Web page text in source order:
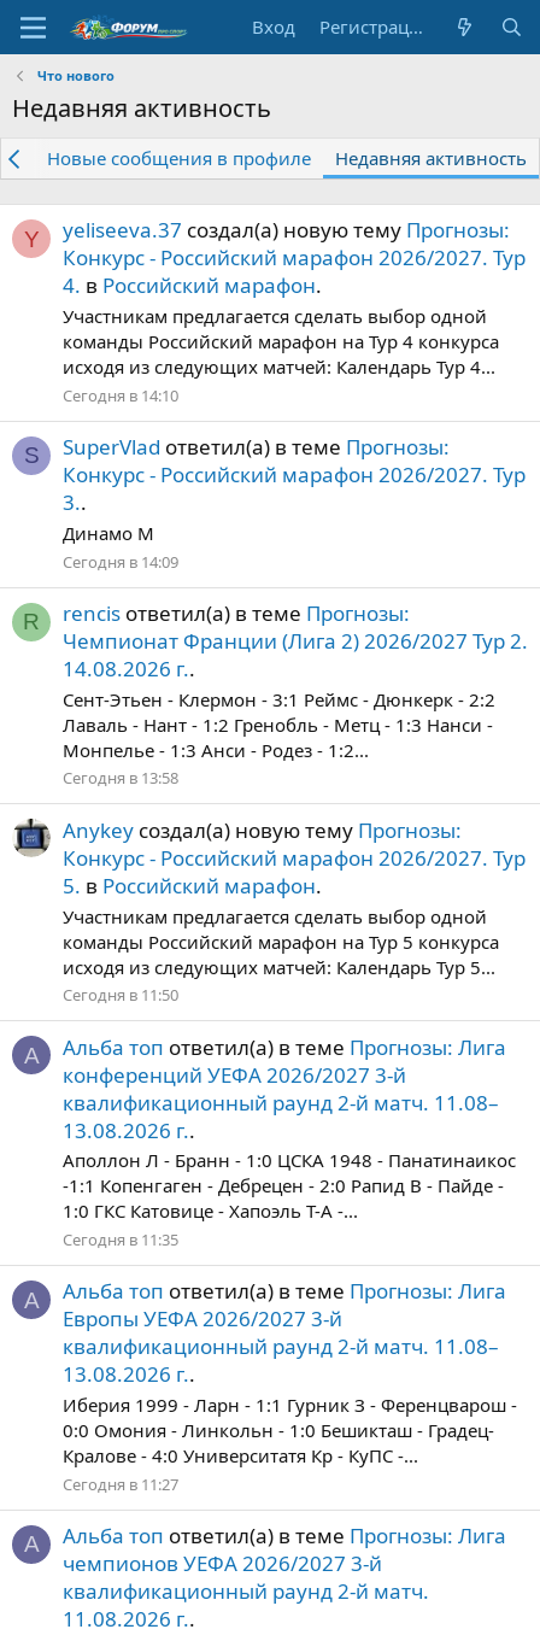
Вход Регистрация
Что нового
Недавняя активность
Новые сообщения в профиле Недавняя активность
Y yeliseeva.37 создал(а) новую тему Прогнозы:
Конкурс - Российский марафон 2026/2027. Тур
4. в Российский марафон.
Участникам предлагается сделать выбор одной
команды Российский марафон на Тур 4 конкурса
исходя из следующих матчей: Календарь Тур 4...
Сегодня в 14:10
S SuperVlad ответил(а) в теме Прогнозы:
Конкурс - Российский марафон 2026/2027. Тур
3..
Динамо М
Сегодня в 14:09
R rencis ответил(а) в теме Прогнозы:
Чемпионат Франции (Лига 2) 2026/2027 Тур 2.
14.08.2026 г..
Сент-Этьен - Клермон - 3:1 Реймс - Дюнкерк - 2:2
Лаваль - Нант - 1:2 Гренобль - Метц - 1:3 Нанси -
Монпелье - 1:3 Анси - Родез - 1:2...
Сегодня в 13:58
Anykey создал(а) новую тему Прогнозы:
Конкурс - Российский марафон 2026/2027. Тур
5. в Российский марафон.
Участникам предлагается сделать выбор одной
команды Российский марафон на Тур 5 конкурса
исходя из следующих матчей: Календарь Тур 5...
Сегодня в 11:50
А Альба топ ответил(а) в теме Прогнозы: Лига
конференций УЕФА 2026/2027 3-й
квалификационный раунд 2-й матч. 11.08–
13.08.2026 г..
Аполлон Л - Бранн - 1:0 ЦСКА 1948 - Панатинаикос
-1:1 Копенгаген - Дебрецен - 2:0 Рапид В - Пайде -
1:0 ГКС Катовице - Хапоэль Т-А -...
Сегодня в 11:35
А Альба топ ответил(а) в теме Прогнозы: Лига
Европы УЕФА 2026/2027 3-й
квалификационный раунд 2-й матч. 11.08–
13.08.2026 г..
Иберия 1999 - Ларн - 1:1 Гурник З - Ференцварош -
0:0 Омония - Линкольн - 1:0 Бешикташ - Градец-
Кралове - 4:0 Университатя Кр - КуПС -...
Сегодня в 11:27
А Альба топ ответил(а) в теме Прогнозы: Лига
чемпионов УЕФА 2026/2027 3-й
квалификационный раунд 2-й матч.
11.08.2026 г..